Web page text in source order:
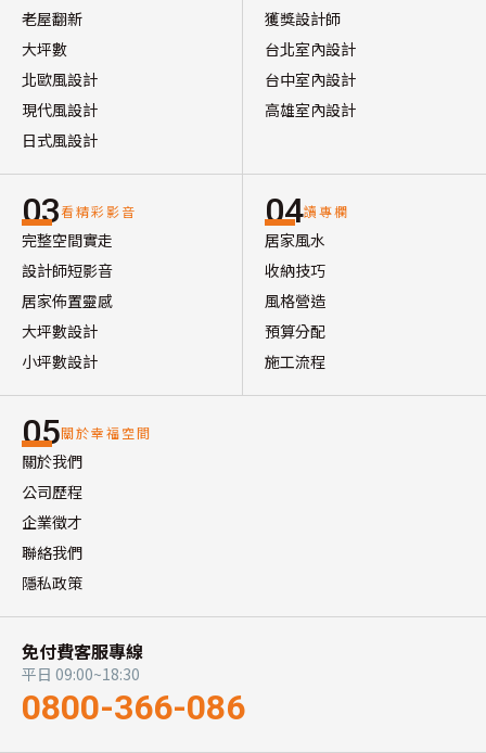
老屋翻新
大坪數
北歐風設計
現代風設計
日式風設計
獲獎設計師
台北室內設計
台中室內設計
高雄室內設計
03看精彩影音
完整空間實走
設計師短影音
居家佈置靈感
大坪數設計
小坪數設計
04讀專欄
居家風水
收納技巧
風格營造
預算分配
施工流程
05關於幸福空間
關於我們
公司歷程
企業徵才
聯絡我們
隱私政策
免付費客服專線
平日 09:00~18:30
0800-366-086